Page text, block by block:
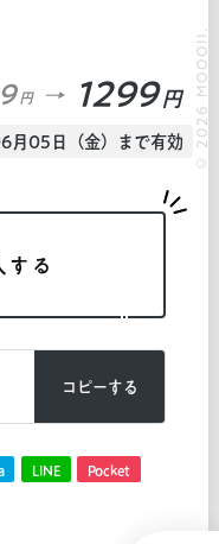
円 1299 円
05日（金）まで有効
る
コピーする
LINE Pocket
© 2026 MOOOII.